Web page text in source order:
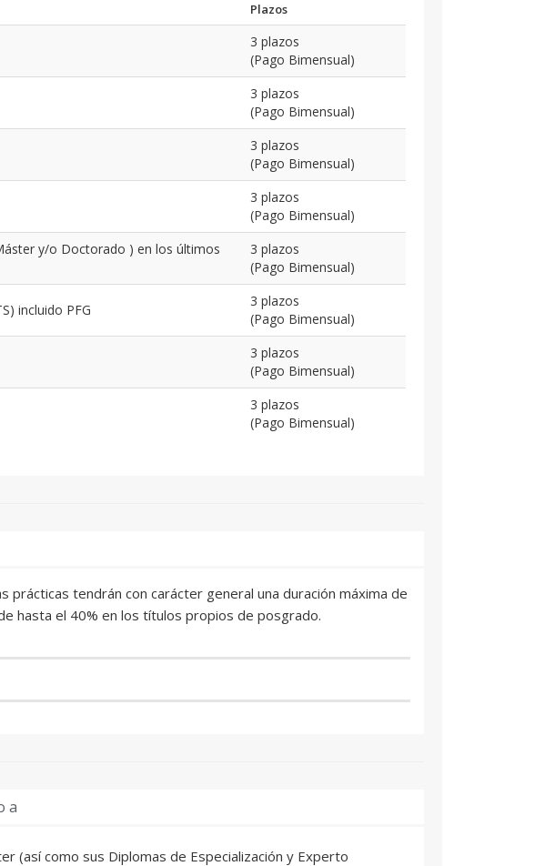
Plazos
3 plazos
(Pago Bimensual)
3 plazos
(Pago Bimensual)
3 plazos
(Pago Bimensual)
3 plazos
(Pago Bimensual)
y/o Doctorado ) en los últimos
3 plazos
(Pago Bimensual)
incluido PFG
3 plazos
(Pago Bimensual)
3 plazos
(Pago Bimensual)
3 plazos
(Pago Bimensual)
tendrán con carácter general una duración máxima de
hasta el 40% en los títulos propios de posgrado.
a
(así como sus Diplomas de Especialización y Experto